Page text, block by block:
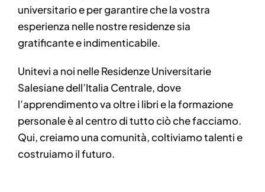
universitario e per garantire che la vostra
esperienza nelle nostre residenze sia
gratificante e indimenticabile.
Unitevi a noi nelle Residenze Universitarie
Salesiane dell’Italia Centrale, dove
l’apprendimento va oltre i libri e la formazione
personale è al centro di tutto ciò che facciamo.
Qui, creiamo una comunità, coltiviamo talenti e
costruiamo il futuro.